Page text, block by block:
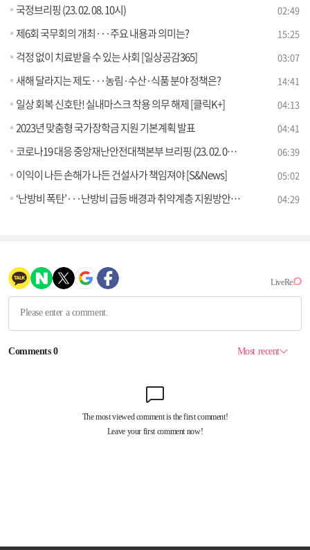
국정브리핑 (23. 02. 08. 10시) 02:49
제6회 국무회의 개최···주요 내용과 의미는? 15:25
걱정 없이 치료받을 수 있는 사회 [일상공감365] 03:07
새해 달라지는 제도···농림·수산·식품 분야 정책은? 14:41
일상 회복 신호탄! 실내마스크 착용 의무 해제 [클릭K+] 04:13
2023년 맞춤형 국가장학금 지원 기본계획 발표 04:41
코로나19 대응 중앙재난안전대책본부 브리핑 (23. 02. 08. 11시) 06:39
이익이 나든 손해가 나든 건설사가 책임져야 [S&News] 05:02
‘난방비 폭탄’···난방비 급등 배경과 취약계층 지원방안은? [정책 바로보기] 04:29